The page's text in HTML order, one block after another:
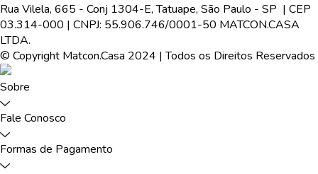
Rua Vilela, 665 - Conj 1304-E, Tatuape, São Paulo - SP | CEP
03.314-000 | CNPJ: 55.906.746/0001-50 MATCON.CASA
LTDA.
© Copyright Matcon.Casa 2024 | Todos os Direitos Reservados
Sobre
Fale Conosco
Formas de Pagamento